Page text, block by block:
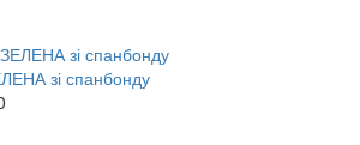
зі спанбонду